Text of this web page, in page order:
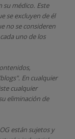
su médico. Este
se excluyen de él
no se consideren
uno de los
En cualquier
cualquier
eliminación de
están sujetos y